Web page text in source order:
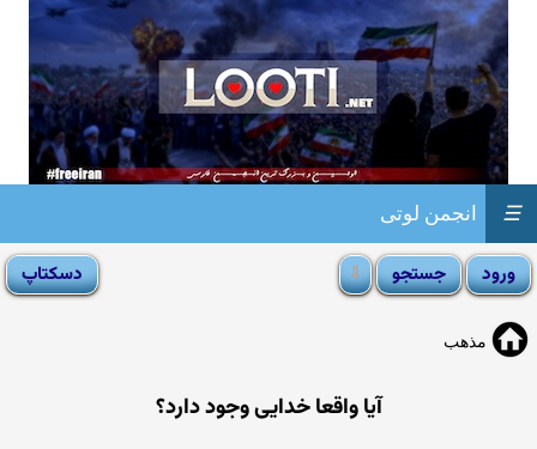
انجمن لوتی ☰
مذهب
آيا واقعا خدايى وجود دارد؟